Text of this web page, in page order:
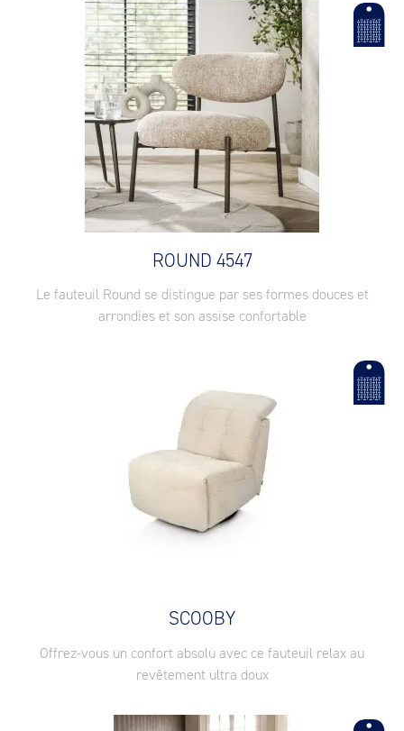
ROUND 4547
Le fauteuil Round se distingue par ses formes douces et
arrondies et son assise confortable
SCOOBY
Offrez-vous un confort absolu avec ce fauteuil relax au
revêtement ultra doux